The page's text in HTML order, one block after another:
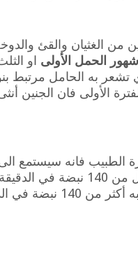
من الغثيان والقئ
شهور الحمل الأولى او
تشعر به الحامل مرتبط
الأولى فان الجنين
الطبيب فانه سيستمع
إذا كان معدل ضربات قلب الجنين
حامل بولد. اما إذا كانت عدد